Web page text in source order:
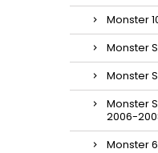
Monster
Monster
Monster
Monster
2006-
Monster